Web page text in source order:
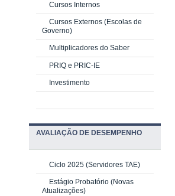
Cursos Internos
Cursos Externos (Escolas de
Governo)
Multiplicadores do Saber
PRIQ e PRIC-IE
Investimento
AVALIAÇÃO DE DESEMPENHO
Ciclo 2025 (Servidores TAE)
Estágio Probatório (Novas
Atualizações)